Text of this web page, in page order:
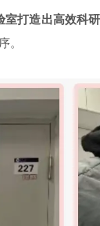
打造出高效科研
。